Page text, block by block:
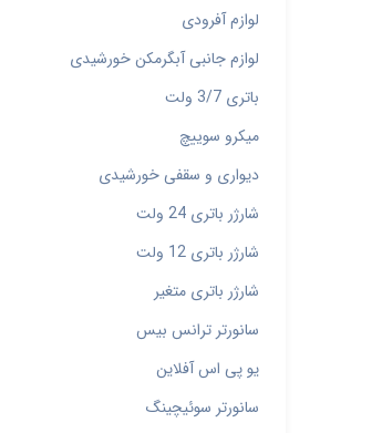
لوازم آفرودی
لوازم جانبی آبگرمکن خورشیدی
باتری 3/7 ولت
میکرو سوییچ
دیواری و سقفی خورشیدی
شارژر باتری 24 ولت
شارژر باتری 12 ولت
شارژر باتری متغیر
سانورتر ترانس بیس
یو پی اس آفلاین
سانورتر سوئیچینگ